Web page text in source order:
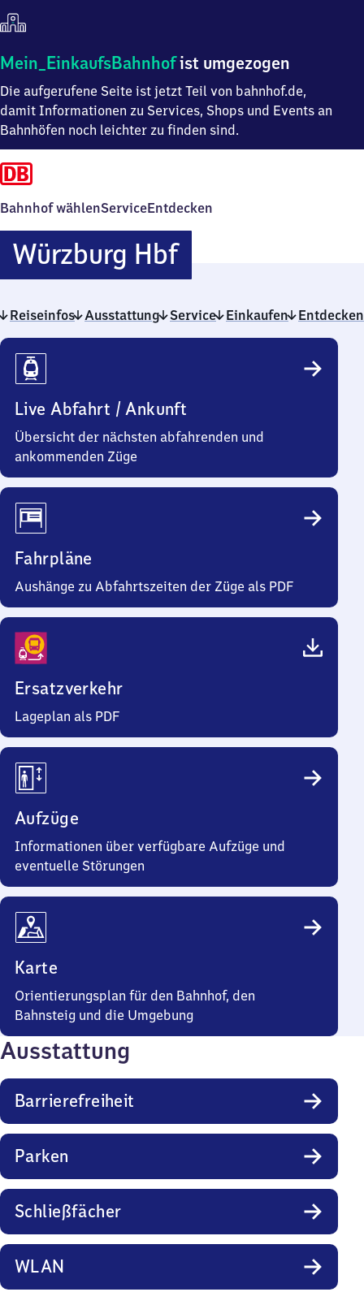
Mein
Einkaufsbahnhof
ist
umgezogen
Mein_EinkaufsBahnhofist umgezogen
Die aufgerufene Seite ist jetzt Teil von bahnhof.de,
damit Informationen zu Services, Shops und Events an
Bahnhöfen noch leichter zu finden sind.
Bahnhof wählenServiceEntdecken
Würzburg HbfWürzburg
Hauptbahnhof
Reiseinfos Ausstattung Service Einkaufen Entdecken
Reiseinfos
Live Abfahrt / Ankunft
Übersicht der nächsten abfahrenden und
ankommenden Züge
Fahrpläne
Aushänge zu Abfahrtszeiten der Züge als PDF
Ersatzverkehr
Lageplan als PDF
Aufzüge
Informationen über verfügbare Aufzüge und
eventuelle Störungen
Karte
Orientierungsplan für den Bahnhof, den
Bahnsteig und die Umgebung
Ausstattung
Barrierefreiheit
Parken
Schließfächer
WLAN